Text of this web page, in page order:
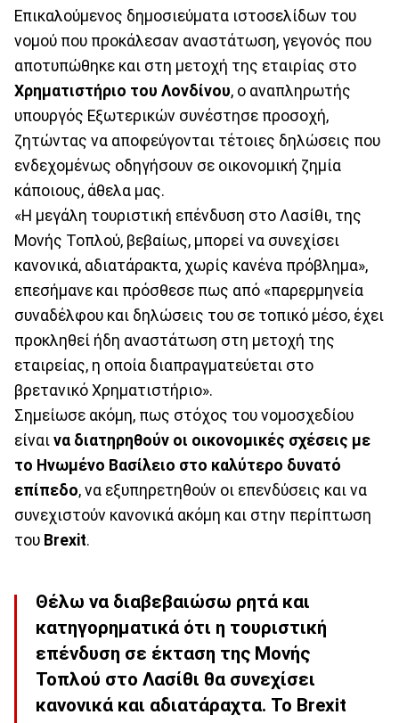
Επικαλούμενος δημοσιεύματα ιστοσελίδων του
νομού που προκάλεσαν αναστάτωση, γεγονός που
αποτυπώθηκε και στη μετοχή της εταιρίας στο
Χρηματιστήριο του Λονδίνου, ο αναπληρωτής
υπουργός Εξωτερικών συνέστησε προσοχή,
ζητώντας να αποφεύγονται τέτοιες δηλώσεις που
ενδεχομένως οδηγήσουν σε οικονομική ζημία
κάποιους, άθελα μας.
«Η μεγάλη τουριστική επένδυση στο Λασίθι, της
Μονής Τοπλού, βεβαίως, μπορεί να συνεχίσει
κανονικά, αδιατάρακτα, χωρίς κανένα πρόβλημα»,
επεσήμανε και πρόσθεσε πως από «παρερμηνεία
συναδέλφου και δηλώσεις του σε τοπικό μέσο, έχει
προκληθεί ήδη αναστάτωση στη μετοχή της
εταιρείας, η οποία διαπραγματεύεται στο
βρετανικό Χρηματιστήριο».
Σημείωσε ακόμη, πως στόχος του νομοσχεδίου
είναι να διατηρηθούν οι οικονομικές σχέσεις με
το Ηνωμένο Βασίλειο στο καλύτερο δυνατό
επίπεδο, να εξυπηρετηθούν οι επενδύσεις και να
συνεχιστούν κανονικά ακόμη και στην περίπτωση
του Brexit.
Θέλω να διαβεβαιώσω ρητά και
κατηγορηματικά ότι η τουριστική
επένδυση σε έκταση της Μονής
Τοπλού στο Λασίθι θα συνεχίσει
κανονικά και αδιατάραχτα. Το Brexit